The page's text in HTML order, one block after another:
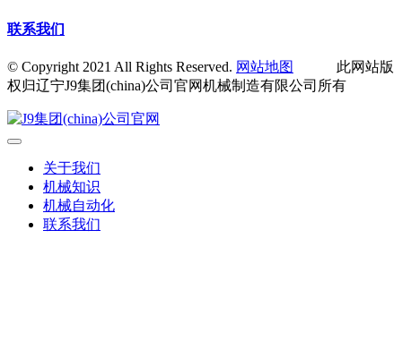
联系我们
© Copyright 2021 All Rights Reserved. 网站地图
此网站版
权归辽宁J9集团(china)公司官网机械制造有限公司所有
关于我们
机械知识
机械自动化
联系我们